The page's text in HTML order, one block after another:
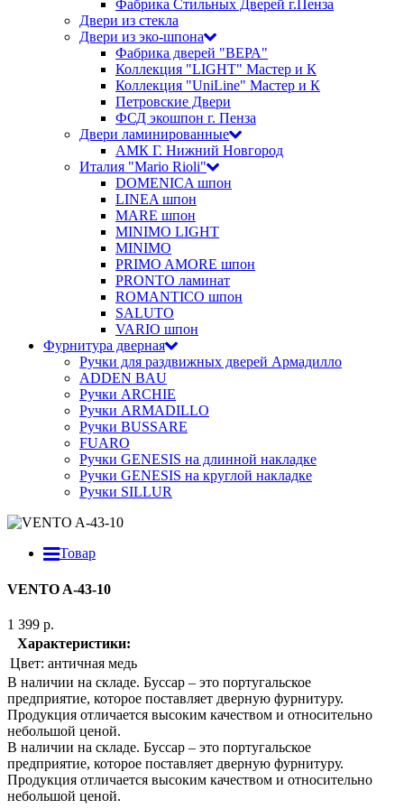
Фабрика Стильных Дверей г.Пенза
Двери из стекла
Двери из эко-шпона
Фабрика дверей "ВЕРА"
Коллекция "LIGHT" Мастер и К
Коллекция "UniLine" Мастер и К
Петровские Двери
ФСД экошпон г. Пенза
Двери ламинированные
АМК Г. Нижний Новгород
Италия "Mario Rioli"
DOMENICA шпон
LINEA шпон
MARE шпон
MINIMO LIGHT
MINIMO
PRIMO AMORE шпон
PRONTO ламинат
ROMANTICO шпон
SALUTO
VARIO шпон
Фурнитура дверная
Ручки для раздвижных дверей Армадилло
ADDEN BAU
Ручки ARCHIE
Ручки ARMADILLO
Ручки BUSSARE
FUARO
Ручки GENESIS на длинной накладке
Ручки GENESIS на круглой накладке
Ручки SILLUR
Товар
VENTO A-43-10
1 399 р.
Характеристики:
Цвет: античная медь
В наличии на складе. Буссар – это португальское
предприятие, которое поставляет дверную фурнитуру.
Продукция отличается высоким качеством и относительно
небольшой ценой.
В наличии на складе. Буссар – это португальское
предприятие, которое поставляет дверную фурнитуру.
Продукция отличается высоким качеством и относительно
небольшой ценой.